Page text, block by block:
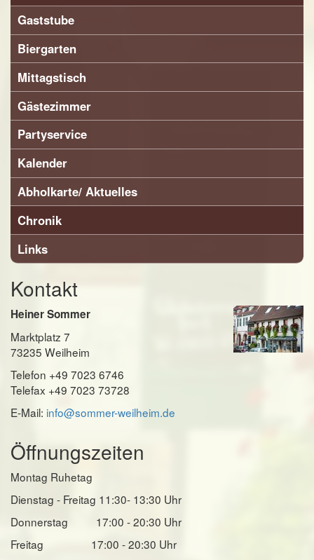
Gaststube
Biergarten
Mittagstisch
Gästezimmer
Partyservice
Kalender
Abholkarte/ Aktuelles
Chronik
Links
Kontakt
Heiner Sommer
Marktplatz 7
73235 Weilheim
Telefon +49 7023 6746
Telefax +49 7023 73728
E-Mail: info@sommer-weilheim.de
Öffnungszeiten
Montag Ruhetag
Dienstag - Freitag 11:30- 13:30 Uhr
Donnerstag 17:00 - 20:30 Uhr
Freitag 17:00 - 20:30 Uhr